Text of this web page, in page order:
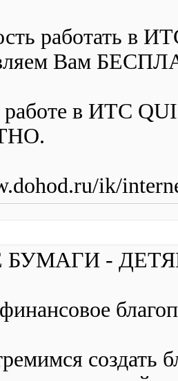
работать в
Вам
работе в ИТС
ik/
-
создать